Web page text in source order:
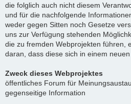
die folglich auch nicht diesem
und für die nachfolgende
weder gegen Sitten noch Gesetze
uns zur Verfügung stehenden
die zu fremden Webprojekten führen,
daran, dass diese sich in einem neuen
Zweck dieses Webprojektes
öffentliches Forum für
gegenseitige Information